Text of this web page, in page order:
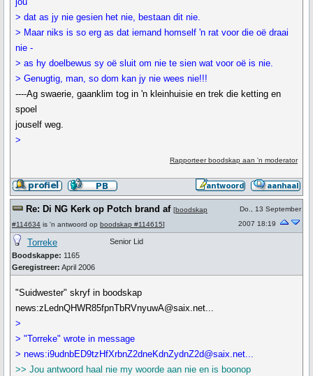
> dat as jy nie gesien het nie, bestaan dit nie.
> Maar niks is so erg as dat iemand homself 'n rat voor die oë draai
nie -
> as hy doelbewus sy oë sluit om nie te sien wat voor oë is nie.
> Genugtig, man, so dom kan jy nie wees nie!!!
----Ag swaerie, gaanklim tog in 'n kleinhuisie en trek die ketting en
spoel
jouself weg.
>
Rapporteer boodskap aan 'n moderator
Re: Di NG Kerk op Potch brand af [boodskap
#114634 is 'n antwoord op boodskap #114615]
Do., 13 September
2007 18:19
Torreke
Boodskappe: 1165
Geregistreer: April 2006
Senior Lid
"Suidwester" skryf in boodskap
news:zLednQHWR85fpnTbRVnyuwA@saix.net...
>
> "Torreke" wrote in message
> news:i9udnbED9tzHfXrbnZ2dneKdnZydnZ2d@saix.net...
>> Jou antwoord haal nie my woorde aan nie en is boonop